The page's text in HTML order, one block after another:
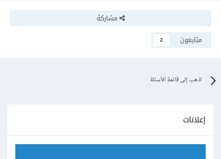
مشاركة
متابعون
2
اذهب إلى قائمة الأسئلة
إعلانات